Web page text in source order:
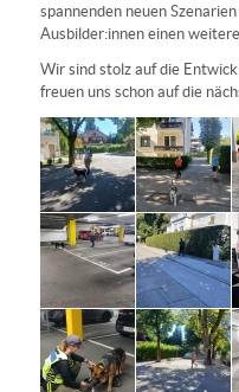
spannenden neuen
Ausbilder:innen einen
Wir sind stolz auf die
freuen uns schon auf die